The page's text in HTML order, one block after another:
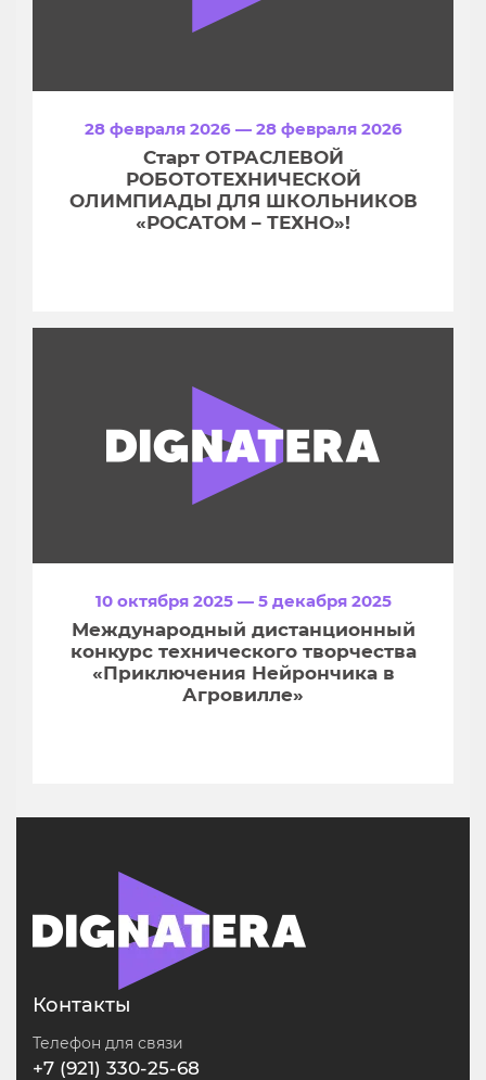
28 февраля 2026 — 28 февраля 2026
Старт ОТРАСЛЕВОЙ
РОБОТОТЕХНИЧЕСКОЙ
ОЛИМПИАДЫ ДЛЯ ШКОЛЬНИКОВ
«РОСАТОМ – ТЕХНО»!
10 октября 2025 — 5 декабря 2025
Международный дистанционный
конкурс технического творчества
«Приключения Нейрончика в
Агровилле»
Контакты
Телефон для связи
+7 (921) 330-25-68